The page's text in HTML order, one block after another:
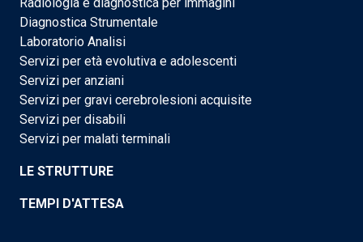
Diagnostica Strumentale
Laboratorio Analisi
Servizi per età evolutiva e adolescenti
Servizi per anziani
Servizi per gravi cerebrolesioni acquisite
Servizi per disabili
Servizi per malati terminali
LE STRUTTURE
TEMPI D'ATTESA